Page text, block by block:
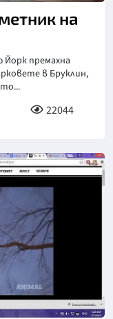
на
Йорк премахна
в Бруклин,
22044